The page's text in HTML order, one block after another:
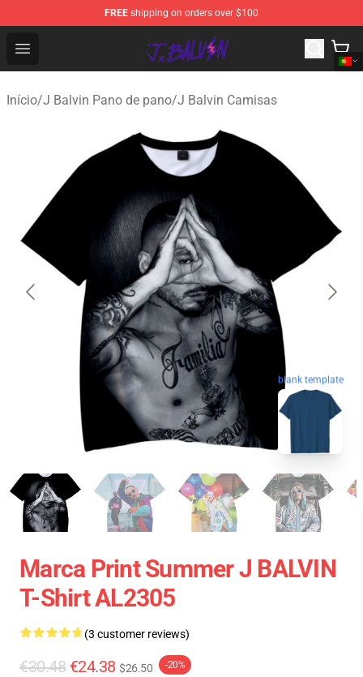
FREE shipping on orders over $100
Open menu
J Balvin Store - Official J Balvin Merchandise Shop
Início/J Balvin Pano de pano/J Balvin Camisas
blank template
Marca Print Summer J BALVIN
T-Shirt AL2305
(3 customer reviews)
€30.48 €24.38 $26.50 -20%